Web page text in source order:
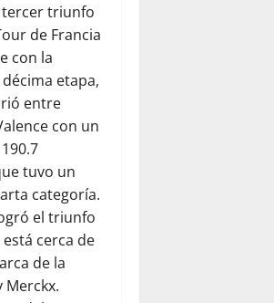
triunfo
de Francia
con la
etapa,
entre
con un
tuvo un
categoría.
el triunfo
cerca de
de la
Merckx.